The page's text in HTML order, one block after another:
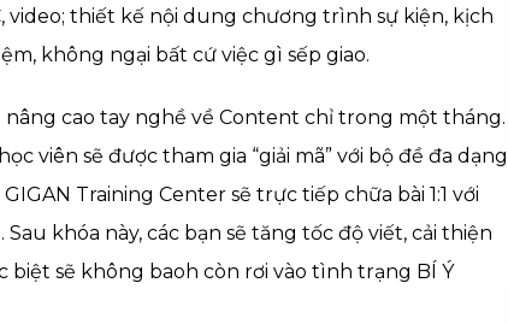
video; thiết kế nội dung chương trình sự kiện, kịch
không ngại bất cứ việc gì sếp giao.
nâng cao tay nghề về Content chỉ trong một tháng.
viên sẽ được tham gia “giải mã” với bộ đề đa dạng
Training Center sẽ trực tiếp chữa bài 1:1 với
khóa này, các bạn sẽ tăng tốc độ viết, cải thiện
biệt sẽ không baoh còn rơi vào tình trạng BÍ Ý